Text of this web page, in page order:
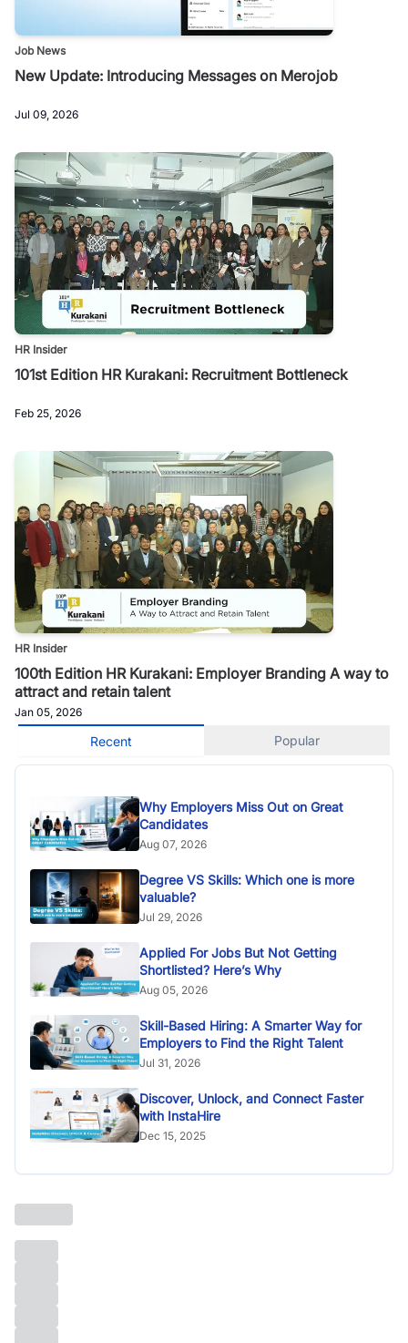
Job News
New Update: Introducing Messages on Merojob
Jul 09, 2026
HR Insider
101st Edition HR Kurakani: Recruitment Bottleneck
Feb 25, 2026
HR Insider
100th Edition HR Kurakani: Employer Branding A way to
attract and retain talent
Jan 05, 2026
Recent Popular
Why Employers Miss Out on Great
Candidates
Aug 07, 2026
Degree VS Skills: Which one is more
valuable?
Jul 29, 2026
Applied For Jobs But Not Getting
Shortlisted? Here’s Why
Aug 05, 2026
Skill-Based Hiring: A Smarter Way for
Employers to Find the Right Talent
Jul 31, 2026
Discover, Unlock, and Connect Faster
with InstaHire
Dec 15, 2025